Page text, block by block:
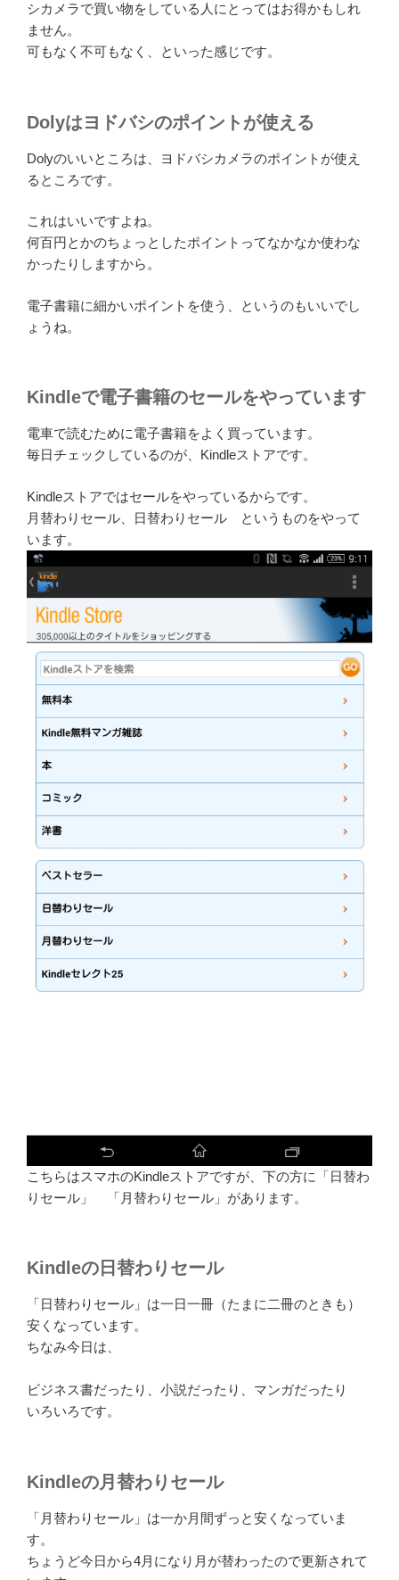
シカメラで買い物をしている人にとってはお得かもしれ
ません。
可もなく不可もなく、といった感じです。
Dolyはヨドバシのポイントが使える
Dolyのいいところは、ヨドバシカメラのポイントが使え
るところです。
これはいいですよね。
何百円とかのちょっとしたポイントってなかなか使わな
かったりしますから。
電子書籍に細かいポイントを使う、というのもいいでし
ょうね。
Kindleで電子書籍のセールをやっています
電車で読むために電子書籍をよく買っています。
毎日チェックしているのが、Kindleストアです。
Kindleストアではセールをやっているからです。
月替わりセール、日替わりセール というものをやって
います。
こちらはスマホのKindleストアですが、下の方に「日替わ
りセール」 「月替わりセール」があります。
Kindleの日替わりセール
「日替わりセール」は一日一冊（たまに二冊のときも）
安くなっています。
ちなみ今日は、
ビジネス書だったり、小説だったり、マンガだったり
いろいろです。
Kindleの月替わりセール
「月替わりセール」は一か月間ずっと安くなっていま
す。
ちょうど今日から4月になり月が替わったので更新されて